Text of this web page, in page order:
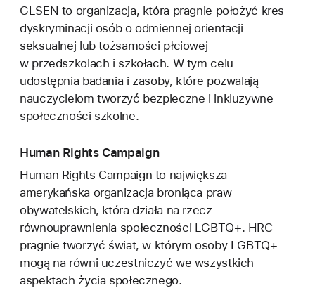
GLSEN to organizacja, która pragnie położyć kres
dyskryminacji osób o odmiennej orientacji
seksualnej lub tożsamości płciowej
w przedszkolach i szkołach. W tym celu
udostępnia badania i zasoby, które pozwalają
nauczycielom tworzyć bezpieczne i inkluzywne
społeczności szkolne.
Human Rights Campaign
Human Rights Campaign to największa
amerykańska organizacja broniąca praw
obywatelskich, która działa na rzecz
równouprawnienia społeczności LGBTQ+. HRC
pragnie tworzyć świat, w którym osoby LGBTQ+
mogą na równi uczestniczyć we wszystkich
aspektach życia społecznego.